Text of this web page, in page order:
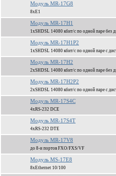
Модуль MR-17G8
8xЕ1
Модуль MR-17H1
1xSHDSL 14080 кбит/c по одной паре без
Модуль MR-17H1P2
1xSHDSL 14080 кбит/c по одной паре c
Модуль MR-17H2
2xSHDSL 14080 кбит/c по одной паре без
Модуль MR-17H2P2
2xSHDSL 14080 кбит/c по одной паре c
Модуль MR-17S4C
4xRS-232 DCE
Модуль MR-17S4T
4xRS-232 DTE
Модуль MR-17V8
до 8-и портов FXO/FXS/VF
Модуль MS-17E8
8xEthernet 10/100